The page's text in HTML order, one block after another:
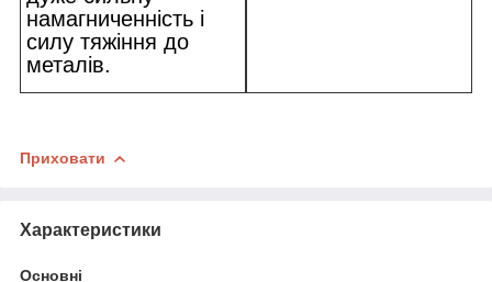
намагниченність і
силу тяжіння до
металів.
Приховати
Характеристики
Основні